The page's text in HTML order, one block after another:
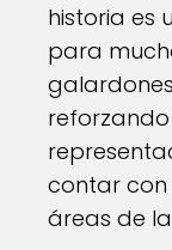
historia es
para
contar con
áreas de